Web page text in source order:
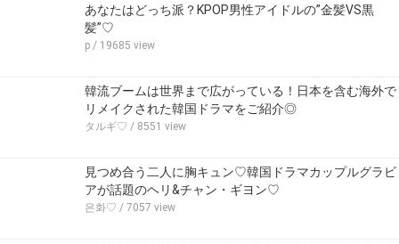
あなたはどっち派？KPOP男性アイドルの”金髪VS黒
髪”♡
p / 19685 view
韓流ブームは世界まで広がっている！日本を含む海外で
リメイクされた韓国ドラマをご紹介◎
タルギ♡ / 8551 view
見つめ合う二人に胸キュン♡韓国ドラマカップルグラビ
アが話題のヘリ&チャン・ギヨン♡
은화♡ / 7057 view